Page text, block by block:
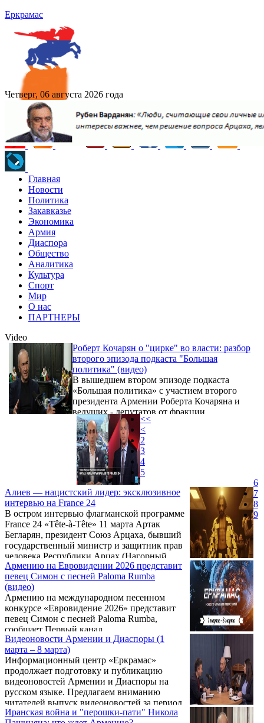
Еркрамас
Четверг, 06 августа 2026 года
Главная
Новости
Политика
Закавказье
Экономика
Армия
Диаспора
Общество
Аналитика
Культура
Спорт
Мир
О нас
ПАРТНЕРЫ
Video
Роберт Кочарян о "цирке" во власти: разбор
второго эпизода подкаста "Большая
политика" (видео)
В вышедшем втором эпизоде подкаста
«Большая политика» с участием второго
президента Армении Роберта Кочаряна и
ведущих - депутатов от фракции
«Армения» Агнессы Хамоян и Анны
Григорян, были затронуты ключевые
вопросы национальной безопасности,
внешней политики и экономического
состояния страны. Участники обсудили
фундаментальную дилемму «мир или
война», которая остается краеугольным
камнем политического дискурса Армении с
момента обретения независимости.
Алиев — нацистский лидер: эксклюзивное
интервью на France 24
В остром интервью флагманской программе
France 24 «Tête-à-Tête» 11 марта Артак
Бегларян, президент Союз Арцаха, бывший
государственный министр и защитник прав
человека Республики Арцах (Нагорный
Карабах), выступил с резкой критикой в
адрес азербайджанского диктатора Ильхама
Алиева. В ответ на интервью Алиева в этой
же программе около месяца назад Бегларян
назвал Алиева «нацистским лидером», чей
режим построен на систематическом
совершении геноцида и преступлений
против человечности.
Армению на Евровидении 2026 представит
певец Симон с песней Paloma Rumba
(видео)
Армению на международном песенном
конкурсе «Евровидение 2026» представит
певец Симон с песней Paloma Rumba,
сообщает Первый канал.
Видеоновости Армении и Диаспоры (1
марта – 8 марта)
Информационный центр «Еркрамас»
продолжает подготовку и публикацию
видеоновостей Армении и Диаспоры на
русском языке. Предлагаем вниманию
читателей выпуск видеоновостей за период
с 1 по 8 марта. При подготовке видео
Иранская война и "перошки-пати" Никола
<<
<
2
3
4
5
6
7
8
9